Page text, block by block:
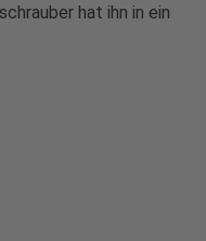
hat ihn in ein